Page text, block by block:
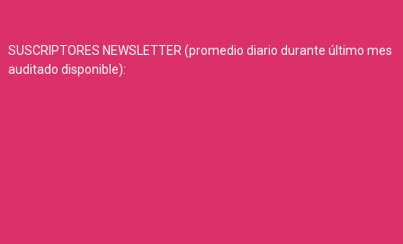
SUSCRIPTORES NEWSLETTER (promedio diario durante último mes
auditado disponible):